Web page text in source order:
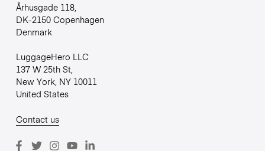
Århusgade 118,
DK-2150 Copenhagen
Denmark
LuggageHero LLC
137 W 25th St,
New York, NY 10011
United States
Contact us